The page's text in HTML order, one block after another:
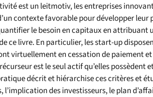
est un leitmotiv, les entreprises
contexte favorable pour développer
le besoin en capitaux en attribuant
ce livre. En particulier, les start-up
virtuellement en cessation de paiement
est le seul actif qu’elles possèdent
décrit et hiérarchise ces critères et
des investisseurs, le plan